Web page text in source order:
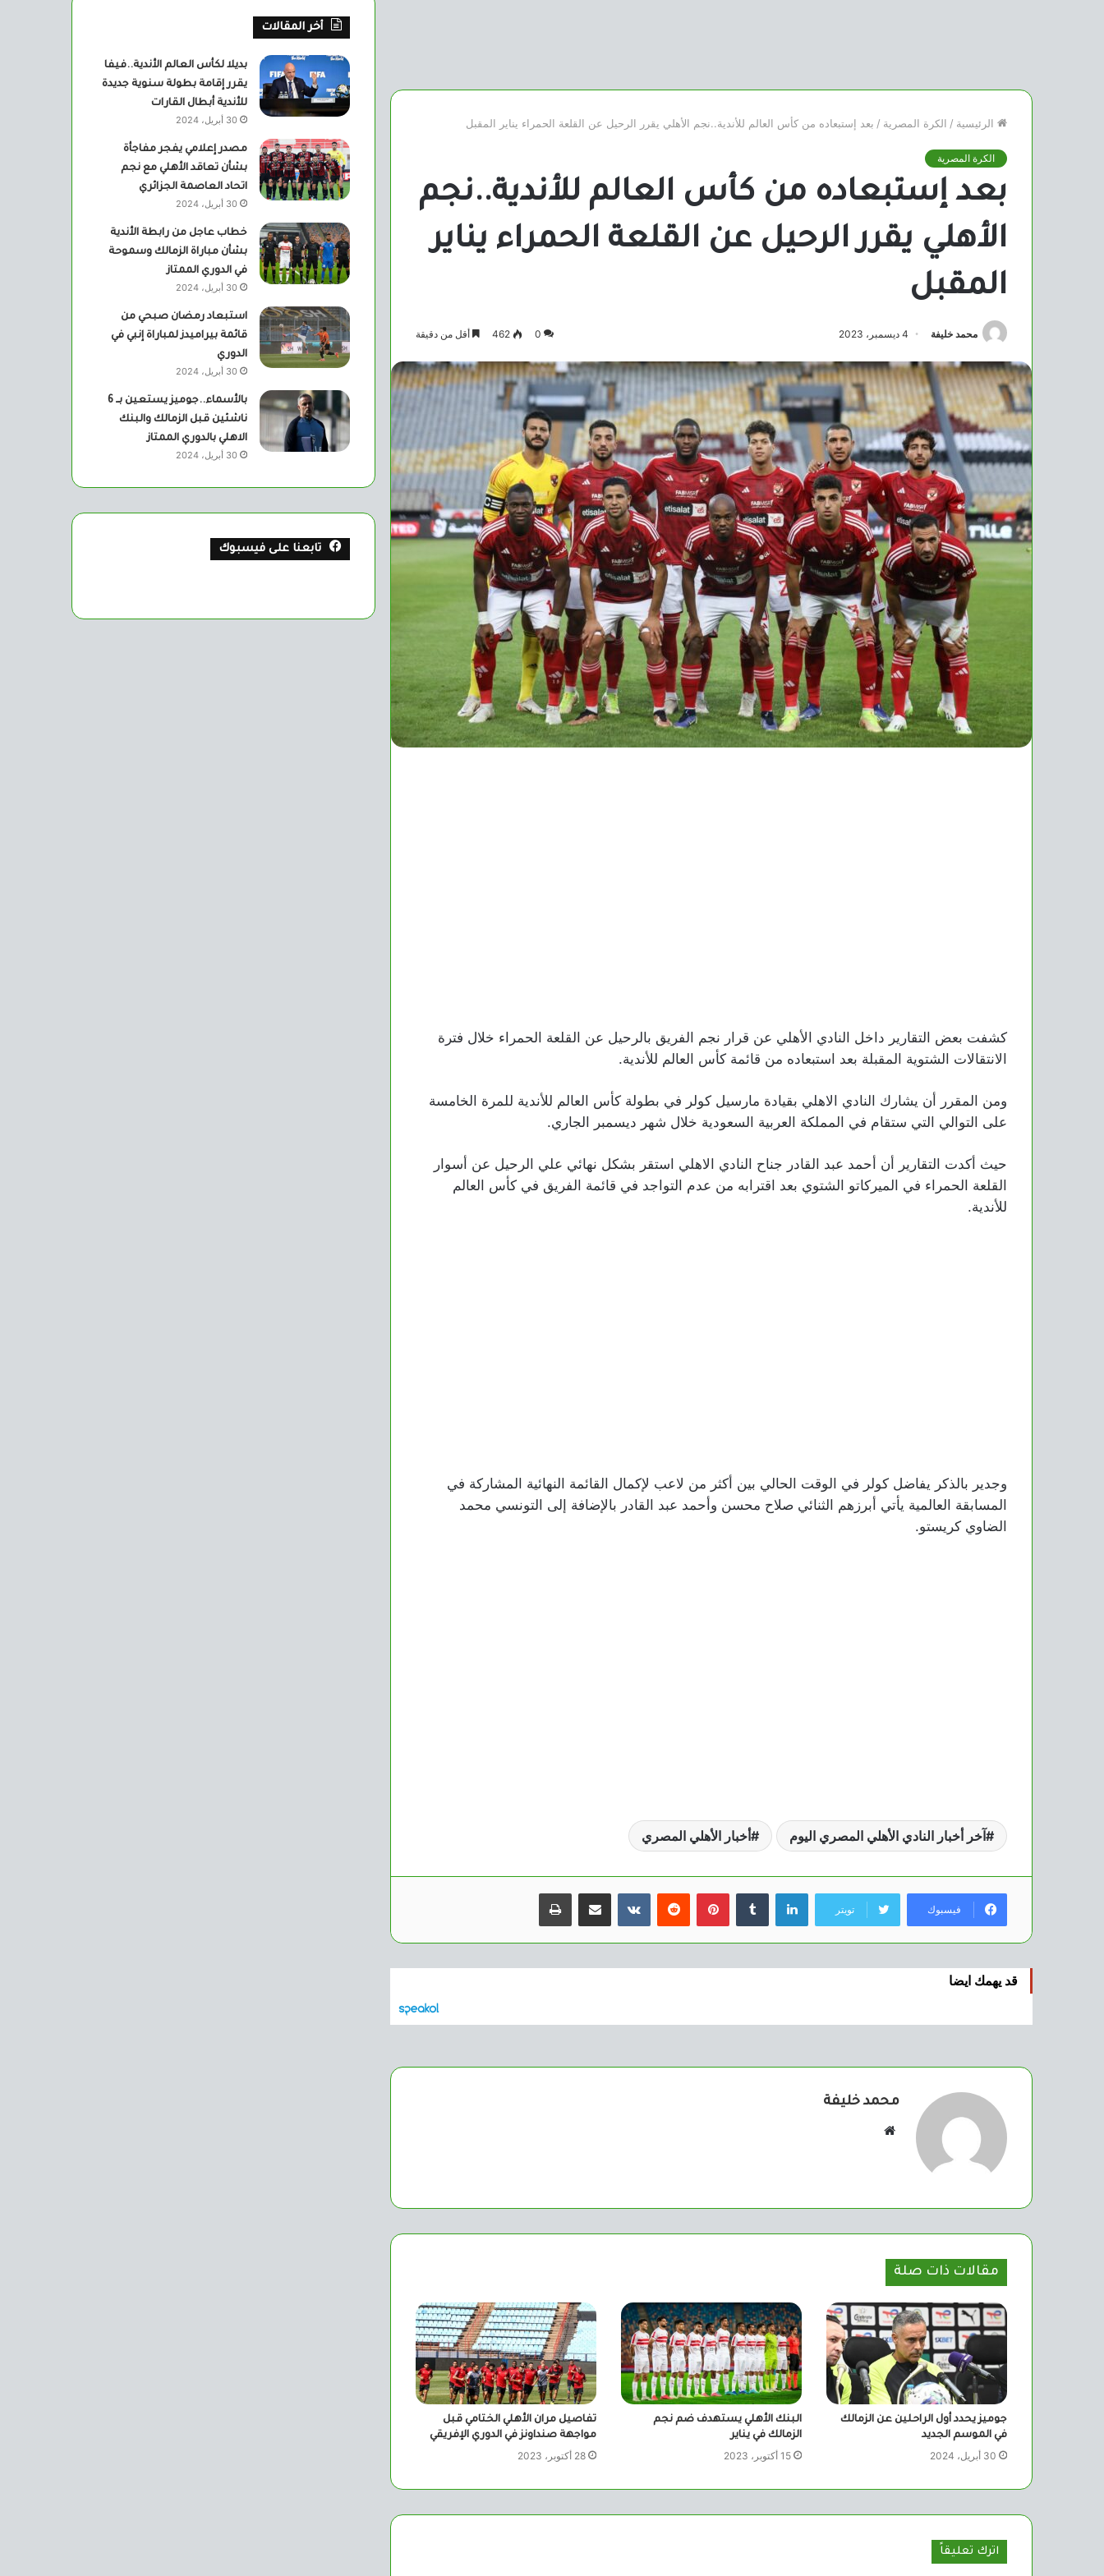
الرئيسية / الكرة المصرية / بعد إستبعاده من كأس العالم للأندية..نجم الأهلي يقرر الرحيل عن القلعة الحمراء يناير المقبل
الكرة المصرية
بعد إستبعاده من كأس العالم للأندية..نجم
الأهلي يقرر الرحيل عن القلعة الحمراء يناير
المقبل
محمد خليفة 4 ديسمبر، 2023 0
462 أقل من دقيقة
كشفت بعض التقارير داخل النادي الأهلي عن قرار نجم الفريق بالرحيل عن القلعة الحمراء خلال فترة
الانتقالات الشتوية المقبلة بعد استبعاده من قائمة كأس العالم للأندية.
ومن المقرر أن يشارك النادي الاهلي بقيادة مارسيل كولر في بطولة كأس العالم للأندية للمرة الخامسة
على التوالي التي ستقام في المملكة العربية السعودية خلال شهر ديسمبر الجاري.
حيث أكدت التقارير أن أحمد عبد القادر جناح النادي الاهلي استقر بشكل نهائي علي الرحيل عن أسوار
القلعة الحمراء في الميركاتو الشتوي بعد اقترابه من عدم التواجد في قائمة الفريق في كأس العالم
للأندية.
وجدير بالذكر يفاضل كولر في الوقت الحالي بين أكثر من لاعب لإكمال القائمة النهائية المشاركة في
المسابقة العالمية يأتي أبرزهم الثنائي صلاح محسن وأحمد عبد القادر بالإضافة إلى التونسي محمد
الضاوي كريستو.
آخر أخبار النادي الأهلي المصري اليوم أخبار الأهلي المصري
فيسبوك تويتر
لينكدإن بينتيريست مشاركة عبر البريد طباعة
قد يهمك ايضا
محمد خليفة
مقالات ذات صلة
جوميز يحدد أول الراحلين عن الزمالك
في الموسم الجديد
30 أبريل، 2024
البنك الأهلي يستهدف ضم نجم
الزمالك في يناير
15 أكتوبر، 2023
تفاصيل مران الأهلي الختامي قبل
مواجهة صنداونز في الدوري الإفريقي
28 أكتوبر، 2023
اترك تعليقاً
أخر المقالات
بديلا لكأس العالم الأندية..فيفا
يقرر إقامة بطولة سنوية جديدة
للأندية أبطال القارات
30 أبريل، 2024
مصدر إعلامي يفجر مفاجأة
بشأن تعاقد الأهلي مع نجم
اتحاد العاصمة الجزائري
30 أبريل، 2024
خطاب عاجل من رابطة الأندية
بشأن مباراة الزمالك وسموحة
في الدوري الممتاز
30 أبريل، 2024
استبعاد رمضان صبحي من
قائمة بيراميدز لمباراة إنبي في
الدوري
30 أبريل، 2024
بالأسماء..جوميز يستعين بــ 6
ناشئين قبل الزمالك والبنك
الاهلي بالدوري الممتاز
30 أبريل، 2024
تابعنا على فيسبوك